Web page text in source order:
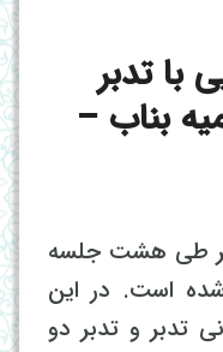
با تدبر
بناب –
طی هشت جلسه
شده است. در این
تدبر و تدبر دو